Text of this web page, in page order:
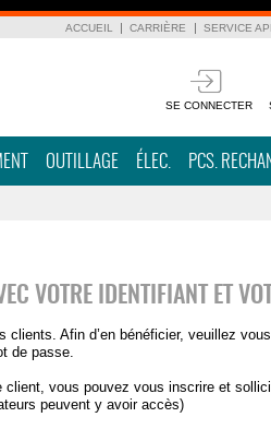
ACCUEIL CARRIÈRE SERVICE
SE CONNECTER
OUTILLAGE ÉLEC. PCS.
VOTRE IDENTIFIANT ET
Afin d’en bénéficier, veuillez vous
de passe.
vous pouvez vous inscrire et
peuvent y avoir accès)